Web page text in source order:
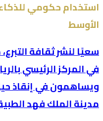
استخدام حكومي
الأوسط
سعيًا لنشر ثقافة
في المركز الرئيسي
ويساهمون في إنقاذ
مدينة الملك فهد